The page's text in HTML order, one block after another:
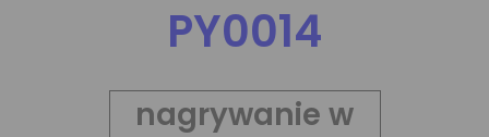
PY0014
nagrywanie w